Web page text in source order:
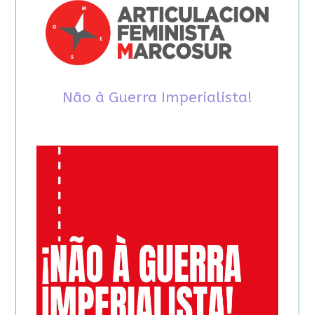
Não à Guerra Imperialista!